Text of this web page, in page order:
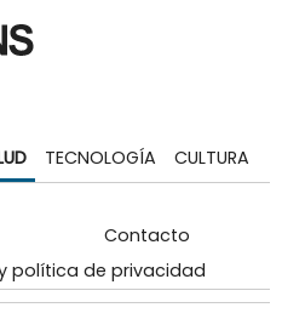
TECNOLOGÍA CULTURA
Contacto
política de privacidad